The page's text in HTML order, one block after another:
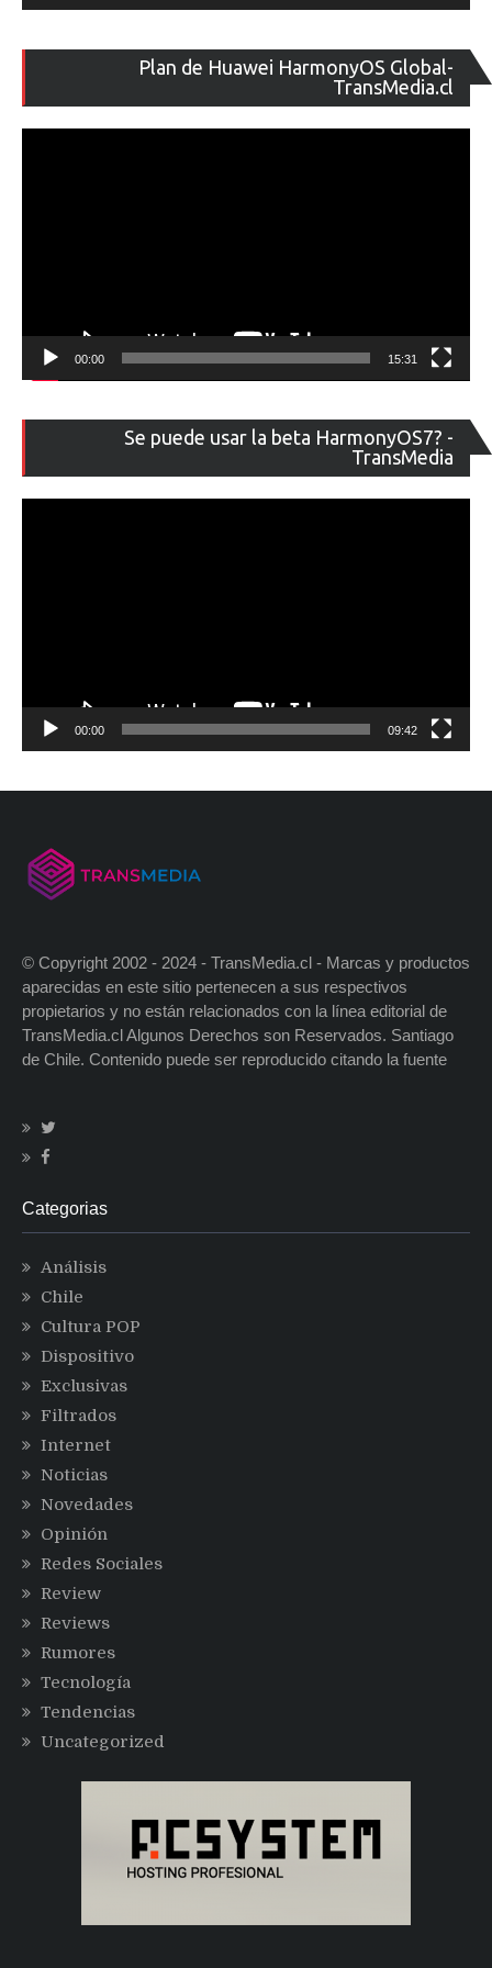
Plan de Huawei HarmonyOS Global-
TransMedia.cl
de
00:00 15:31
Se puede usar la beta HarmonyOS7? -
TransMedia
de
00:00 09:42
© Copyright 2002 - 2024 - TransMedia.cl - Marcas y productos
aparecidas en este sitio pertenecen a sus respectivos
propietarios y no están relacionados con la línea editorial de
TransMedia.cl Algunos Derechos son Reservados. Santiago
de Chile. Contenido puede ser reproducido citando la fuente
Categorias
Análisis
Chile
Cultura POP
Dispositivo
Exclusivas
Filtrados
Internet
Noticias
Novedades
Opinión
Redes Sociales
Review
Reviews
Rumores
Tecnología
Tendencias
Uncategorized